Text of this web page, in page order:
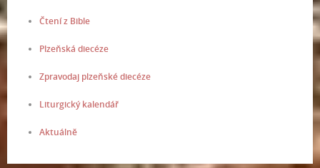
Čtení z Bible
Plzeňská diecéze
Zpravodaj plzeňské diecéze
Liturgický kalendář
Aktuálně